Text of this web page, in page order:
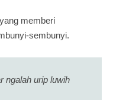
memberi
sembunyi.
ngalah urip luwih